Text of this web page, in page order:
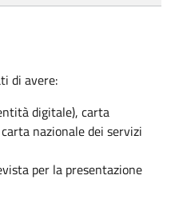
di avere:
digitale), carta
nazionale dei servizi
per la presentazione